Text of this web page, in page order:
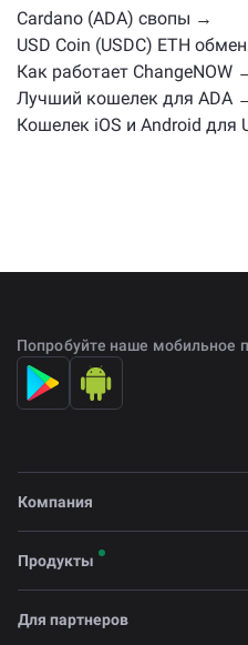
главной странице обмена
Cardano (ADA) свопы →
USD Coin (USDC) ETH
Как работает ChangeNOW
Лучший кошелек для ADA
Кошелек iOS и Android для
Попробуйте наше мобильное
Компания
Продукты
Для партнеров